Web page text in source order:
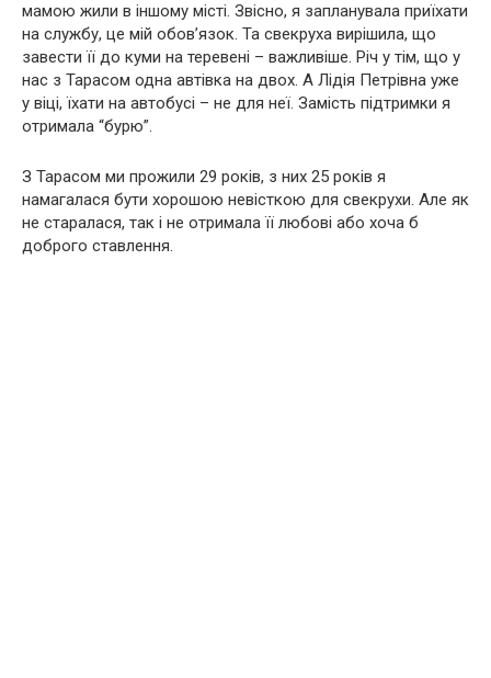
мамою жили в іншому місті. Звісно, я запланувала приїхати
на службу, це мій обов’язок. Та свекруха вирішила, що
завести її до куми на теревені – важливіше. Річ у тім, що у
нас з Тарасом одна автівка на двох. А Лідія Петрівна уже
у віці, їхати на автобусі – не для неї. Замість підтримки я
отримала “бурю”.
З Тарасом ми прожили 29 років, з них 25 років я
намагалася бути хорошою невісткою для свекрухи. Але як
не старалася, так і не отримала її любові або хоча б
доброго ставлення.